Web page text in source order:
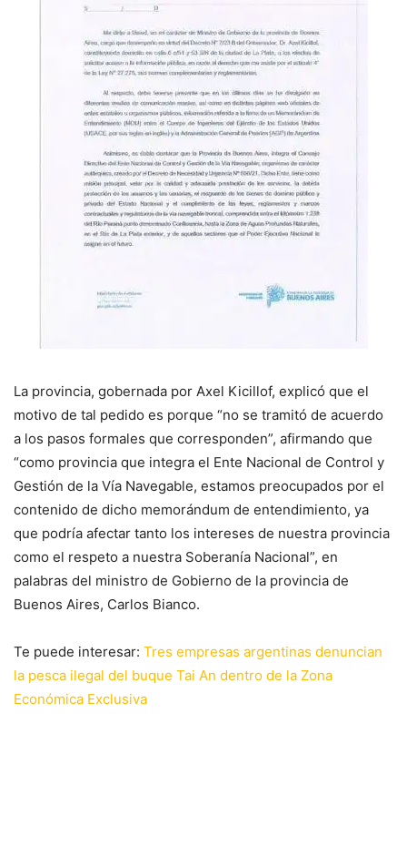
La provincia, gobernada por Axel Kicillof, explicó que el
motivo de tal pedido es porque “no se tramitó de acuerdo
a los pasos formales que corresponden”, afirmando que
“como provincia que integra el Ente Nacional de Control y
Gestión de la Vía Navegable, estamos preocupados por el
contenido de dicho memorándum de entendimiento, ya
que podría afectar tanto los intereses de nuestra provincia
como el respeto a nuestra Soberanía Nacional”, en
palabras del ministro de Gobierno de la provincia de
Buenos Aires, Carlos Bianco.
Te puede interesar: Tres empresas argentinas denuncian
la pesca ilegal del buque Tai An dentro de la Zona
Económica Exclusiva